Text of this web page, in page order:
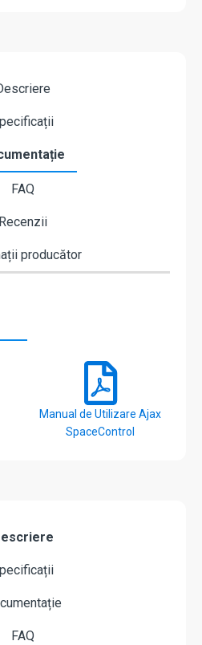
FAQ
Recenzii
producător
Manual de Utilizare Ajax
SpaceControl
FAQ